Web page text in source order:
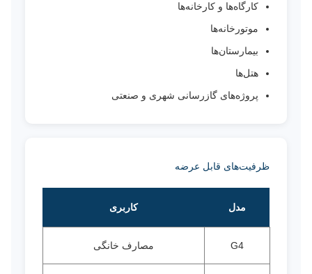
کارگاه‌ها و کارخانه‌ها
موتورخانه‌ها
بیمارستان‌ها
هتل‌ها
پروژه‌های گازرسانی شهری و صنعتی
ظرفیت‌های قابل عرضه
مدل کاربری
G4 مصارف خانگی